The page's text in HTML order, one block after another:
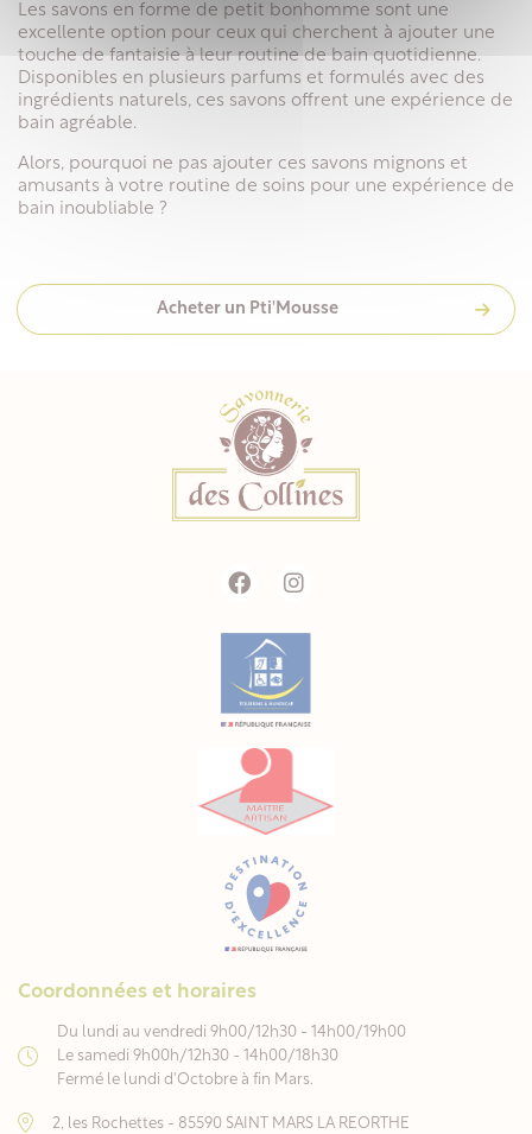
Les savons en forme de petit bonhomme sont une
excellente option pour ceux qui cherchent à ajouter une
touche de fantaisie à leur routine de bain quotidienne.
Disponibles en plusieurs parfums et formulés avec des
ingrédients naturels, ces savons offrent une expérience de
bain agréable.
Alors, pourquoi ne pas ajouter ces savons mignons et
amusants à votre routine de soins pour une expérience de
bain inoubliable ?
Acheter un Pti'Mousse
Coordonnées et horaires
Du lundi au vendredi 9h00/12h30 - 14h00/19h00
Le samedi 9h00h/12h30 - 14h00/18h30
Fermé le lundi d'Octobre à fin Mars.
2, les Rochettes - 85590 SAINT MARS LA REORTHE